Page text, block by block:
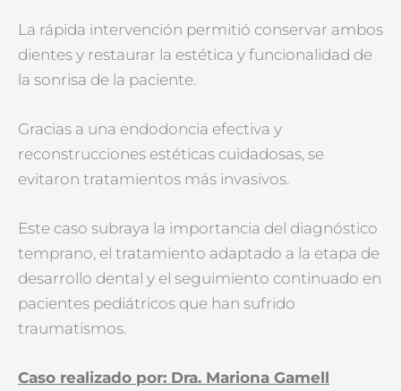
La rápida intervención permitió conservar ambos
dientes y restaurar la estética y funcionalidad de
la sonrisa de la paciente.
Gracias a una endodoncia efectiva y
reconstrucciones estéticas cuidadosas, se
evitaron tratamientos más invasivos.
Este caso subraya la importancia del diagnóstico
temprano, el tratamiento adaptado a la etapa de
desarrollo dental y el seguimiento continuado en
pacientes pediátricos que han sufrido
traumatismos.
Caso realizado por: Dra. Mariona Gamell